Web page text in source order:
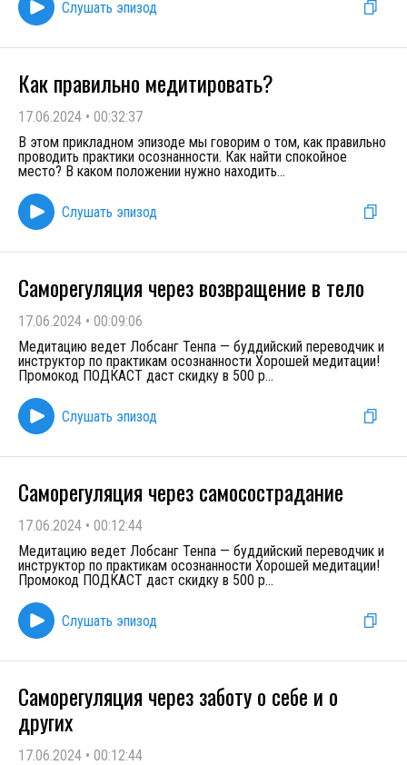
Слушать эпизод
Как правильно медитировать?
17.06.2024 • 00:32:37
В этом прикладном эпизоде мы говорим о том, как правильно
проводить практики осознанности. Как найти спокойное
место? В каком положении нужно находить...
Слушать эпизод
Саморегуляция через возвращение в тело
17.06.2024 • 00:09:06
Медитацию ведет Лобсанг Тенпа — буддийский переводчик и
инструктор по практикам осознанности Хорошей медитации!
Промокод ПОДКАСТ даст скидку в 500 р...
Слушать эпизод
Саморегуляция через самосострадание
17.06.2024 • 00:12:44
Медитацию ведет Лобсанг Тенпа — буддийский переводчик и
инструктор по практикам осознанности Хорошей медитации!
Промокод ПОДКАСТ даст скидку в 500 р...
Слушать эпизод
Саморегуляция через заботу о себе и о
других
17.06.2024 • 00:12:44